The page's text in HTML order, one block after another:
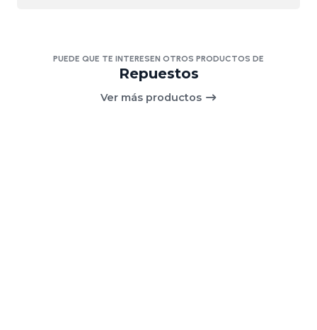
PUEDE QUE TE INTERESEN OTROS PRODUCTOS DE
Repuestos
Ver más productos